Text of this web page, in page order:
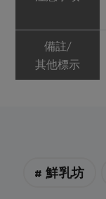
備註/
其他標示
# 鮮乳坊